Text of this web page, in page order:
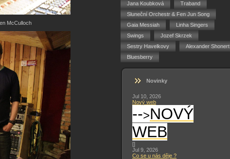
McCulloch
Jana Koubková
Traband
Sluneční Orchestr & Fen Jun Song
Gaia Messiah
Linha Singers
Swings
Jozef Skrzek
Sestry Havelkovy
Alexander Shonert
Bluesberry
Novinky
Jul 10, 2026
Nový web
-->NOVÝ
WEB
[]
Jul 9, 2026
Co se u nás děje ?